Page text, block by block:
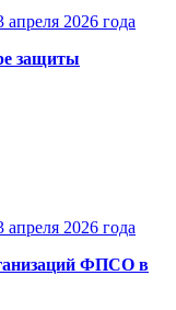
2026 года
защиты
2026 года
ФПСО в